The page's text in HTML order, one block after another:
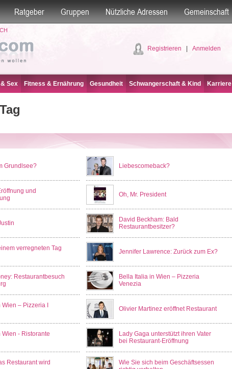
Ratgeber Gruppen Nützliche Adressen Gemeinschaft
CH
Registrieren Anmelden
Sex Fitness & Ernährung Gesundheit Schwangerschaft & Kind Karriere
Grundlsee? Liebescomeback?
und
Oh, Mr. President
David Beckham: Bald
Restaurantbesitzer?
verregneten Tag
Jennifer Lawrence: Zurück zum Ex?
Restaurantbesuch
Bella Italia in Wien – Pizzeria
Venezia
– Pizzeria I
Olivier Martinez eröffnet Restaurant
Wien - Ristorante
Lady Gaga unterstützt ihren Vater
bei Restaurant-Eröffnung
Restaurant wird
Wie Sie sich beim Geschäftsessen